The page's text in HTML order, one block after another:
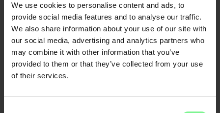
We use cookies to personalise content and ads, to
provide social media features and to analyse our traffic.
We also share information about your use of our site with
our social media, advertising and analytics partners who
may combine it with other information that you’ve
provided to them or that they’ve collected from your use
of their services.